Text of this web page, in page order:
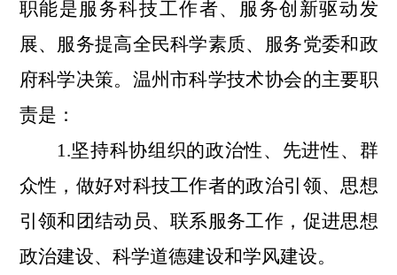
职能是服务科技工作者、服务创新驱动发
展、服务提高全民科学素质、服务党委和政
府科学决策。温州市科学技术协会的主要职
责是：
1.坚持科协组织的政治性、先进性、群
众性，做好对科技工作者的政治引领、思想
引领和团结动员、联系服务工作，促进思想
政治建设、科学道德建设和学风建设。